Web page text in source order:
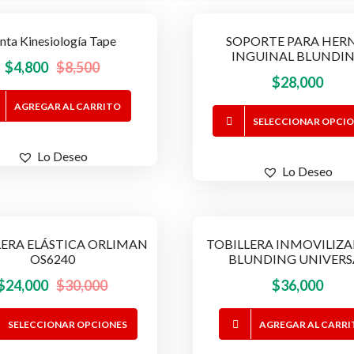
Kinesiología Tape
$8,500El
precio
original
$4,800
El
precio
actual
AGREGAR AL CARRITO
Lo Deseo
SOPORTE PARA
INGUINAL
$28,000
SELECCIONAR
Lo Deseo
-20%
ELÁSTICA ORLIMAN
OS6240
$30,000El
precio
original
24,000
El
precio
actual
SELECCIONAR OPCIONES
producto
TOBILLERA
BLUNDING
$36,000
AGREGAR AL